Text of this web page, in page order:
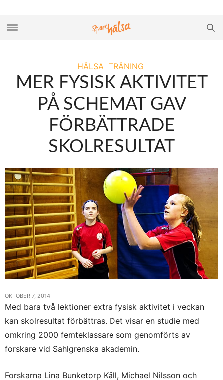
HÄLSA TRÄNING
MER FYSISK AKTIVITET
PÅ SCHEMAT GAV
FÖRBÄTTRADE
SKOLRESULTAT
OKTOBER 7, 2014
Med bara två lektioner extra fysisk aktivitet i veckan
kan skolresultat förbättras. Det visar en studie med
omkring 2000 femteklassare som genomförts av
forskare vid Sahlgrenska akademin.
Forskarna Lina Bunketorp Käll, Michael Nilsson och